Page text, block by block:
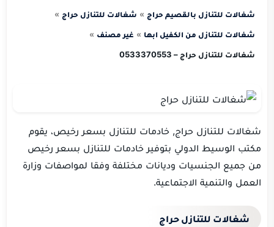
شغالات للتنازل بالقصيم حراج شغالات للتنازل حراج
شغالات للتنازل من الكفيل ابها غير مصنف
شغالات للتنازل حراج – 0533370553
شغالات للتنازل حراج, خادمات للتنازل بسعر رخيص، يقوم
مكتب الوسيط الدولي بتوفير خادمات للتنازل بسعر رخيص
من جميع الجنسيات وديانات مختلفة وفقا لمواصفات وزارة
العمل والتنمية الاجتماعية.
شغالات للتنازل حراج